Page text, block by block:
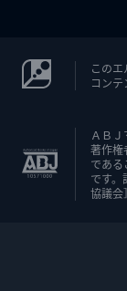
この
コン
ＡＢ
著作権
である
です。
協議会